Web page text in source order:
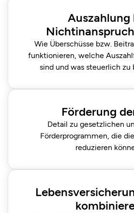
Auszahlung
Wie Überschüsse bzw.
funktionieren, welche
sind und was steuerlich zu
Förderung
Detail zu gesetzlichen
Förderprogrammen, die
reduzieren